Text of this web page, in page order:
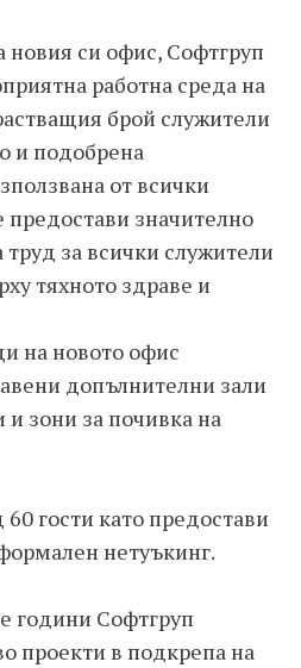
си офис, Софтгруп
работна среда на
брой служители
и подобрена
от всички
значително
за всички служители
тяхното здраве и
на новото офис
допълнителни зали
зони за почивка на
гости като предостави
нетуъкинг.
години Софтгруп
проекти в подкрепа на